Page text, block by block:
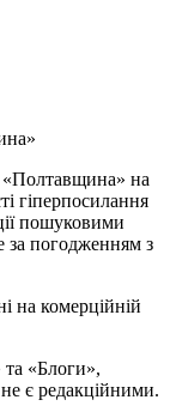
«Полтавщина» на
гіперпосилання
пошуковими
погодженням з
на комерційній
та «Блоги»,
не є редакційними.